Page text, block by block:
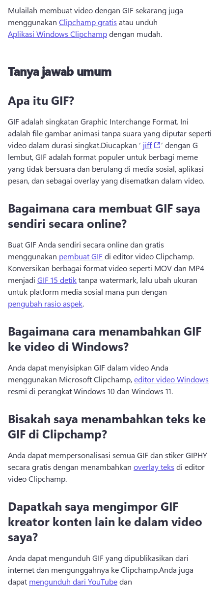
Mulailah membuat video dengan GIF sekarang juga
menggunakan Clipchamp gratis atau unduh
Aplikasi Windows Clipchamp dengan mudah.
Tanya jawab umum
Apa itu GIF?
GIF adalah singkatan Graphic Interchange Format. Ini
adalah file gambar animasi tanpa suara yang diputar seperti
video dalam durasi singkat.Diucapkan ‘ jiff (opens in a new
’ dengan G
lembut, GIF adalah format populer untuk berbagi meme
yang tidak bersuara dan berulang di media sosial, aplikasi
pesan, dan sebagai overlay yang disematkan dalam video.
Bagaimana cara membuat GIF saya
sendiri secara online?
Buat GIF Anda sendiri secara online dan gratis
menggunakan pembuat GIF
Konversikan berbagai format video seperti MOV dan MP4
menjadi GIF 15 detik tanpa watermark, lalu ubah ukuran
untuk platform media sosial mana pun dengan
pengubah rasio aspek.
Bagaimana cara menambahkan GIF
ke video di Windows?
Anda dapat menyisipkan GIF dalam video Anda
menggunakan Microsoft Clipchamp, editor video Windows
resmi di perangkat Windows 10 dan Windows 11.
Bisakah saya menambahkan teks ke
GIF di Clipchamp?
Anda dapat mempersonalisasi semua GIF dan stiker GIPHY
secara gratis dengan menambahkan overlay teks di editor
video Clipchamp.
Dapatkah saya mengimpor GIF
kreator konten lain ke dalam video
saya?
Anda dapat mengunduh GIF yang dipublikasikan dari
internet dan mengunggahnya ke Clipchamp.Anda juga
dapat mengunduh dari YouTube dan